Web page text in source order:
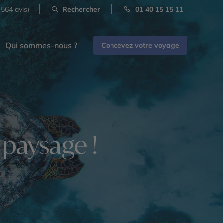
avis) Rechercher 01 40 15 15 11
Qui sommes-nous ? Concevez votre voyage
!